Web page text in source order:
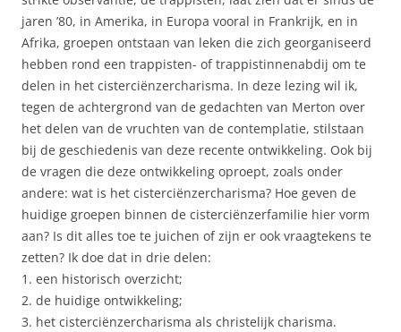
jaren ’80, in Amerika, in Europa vooral in Frankrijk, en in
Afrika, groepen ontstaan van leken die zich georganiseerd
hebben rond een trappisten- of trappistinnenabdij om te
delen in het cisterciënzercharisma. In deze lezing wil ik,
tegen de achtergrond van de gedachten van Merton over
het delen van de vruchten van de contemplatie, stilstaan
bij de geschiedenis van deze recente ontwikkeling. Ook bij
de vragen die deze ontwikkeling oproept, zoals onder
andere: wat is het cisterciënzercharisma? Hoe geven de
huidige groepen binnen de cisterciënzerfamilie hier vorm
aan? Is dit alles toe te juichen of zijn er ook vraagtekens te
zetten? Ik doe dat in drie delen:
1. een historisch overzicht;
2. de huidige ontwikkeling;
3. het cisterciënzercharisma als christelijk charisma.